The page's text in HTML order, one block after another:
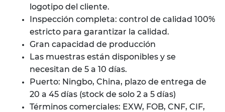
logotipo del cliente.
Inspección completa: control de calidad 100%
estricto para garantizar la calidad.
Gran capacidad de producción
Las muestras están disponibles y se
necesitan de 5 a 10 días.
Puerto: Ningbo, China, plazo de entrega de
20 a 45 días (stock de solo 2 a 5 días)
Términos comerciales: EXW, FOB, CNF, CIF,